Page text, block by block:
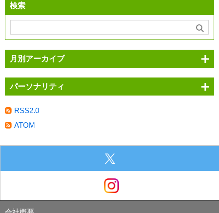
検索
月別アーカイブ
パーソナリティ
RSS2.0
ATOM